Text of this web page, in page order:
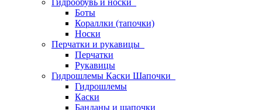
Гидрообувь и носки
Боты
Кораллки (тапочки)
Носки
Перчатки и рукавицы
Перчатки
Рукавицы
Гидрошлемы Каски Шапочки
Гидрошлемы
Каски
Банданы и шапочки